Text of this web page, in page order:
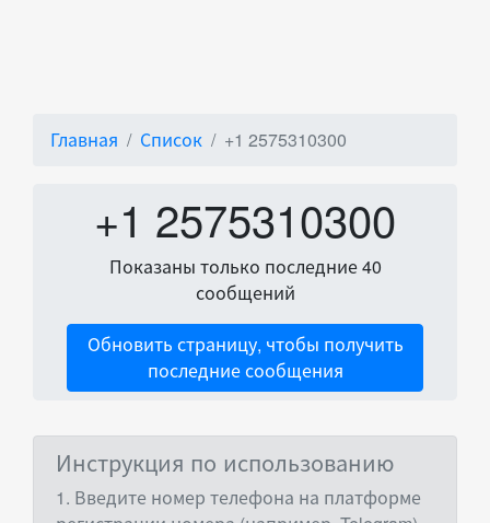
Главная Список +1 2575310300
+1 2575310300
Показаны только последние 40
сообщений
Обновить страницу, чтобы получить
последние сообщения
Инструкция по использованию
1. Введите номер телефона на платформе